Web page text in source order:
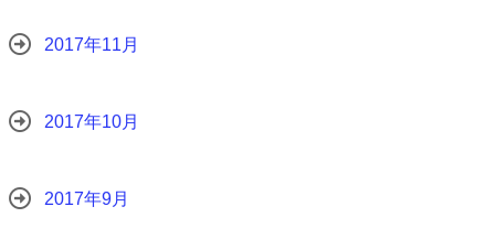
2017年11月
2017年10月
2017年9月